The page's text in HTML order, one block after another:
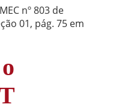
nº 803 de
01, pág. 75 em